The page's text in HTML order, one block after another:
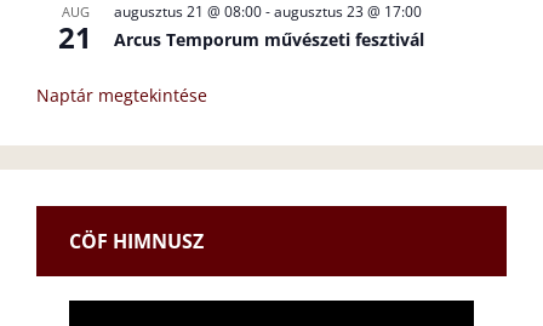
AUG
21
augusztus 21 @ 08:00-augusztus 23 @ 17:00
Arcus Temporum művészeti fesztivál
Naptár megtekintése
CÖF HIMNUSZ